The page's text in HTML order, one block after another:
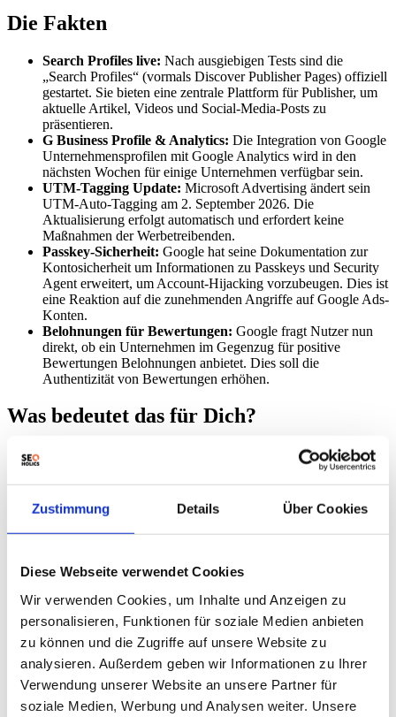
Zustimmung Details Über Cookies
Diese Webseite verwendet Cookies
Wir verwenden Cookies, um Inhalte und Anzeigen zu
personalisieren, Funktionen für soziale Medien anbieten
zu können und die Zugriffe auf unsere Website zu
analysieren. Außerdem geben wir Informationen zu Ihrer
Verwendung unserer Website an unsere Partner für
soziale Medien, Werbung und Analysen weiter. Unsere
Die Fakten
Search Profiles live: Nach ausgiebigen Tests sind die
„Search Profiles“ (vormals Discover Publisher Pages) offiziell
gestartet. Sie bieten eine zentrale Plattform für Publisher, um
aktuelle Artikel, Videos und Social-Media-Posts zu
präsentieren.
G Business Profile & Analytics: Die Integration von Google
Unternehmensprofilen mit Google Analytics wird in den
nächsten Wochen für einige Unternehmen verfügbar sein.
UTM-Tagging Update: Microsoft Advertising ändert sein
UTM-Auto-Tagging am 2. September 2026. Die
Aktualisierung erfolgt automatisch und erfordert keine
Maßnahmen der Werbetreibenden.
Passkey-Sicherheit: Google hat seine Dokumentation zur
Kontosicherheit um Informationen zu Passkeys und Security
Agent erweitert, um Account-Hijacking vorzubeugen. Dies ist
eine Reaktion auf die zunehmenden Angriffe auf Google Ads-
Konten.
Belohnungen für Bewertungen: Google fragt Nutzer nun
direkt, ob ein Unternehmen im Gegenzug für positive
Bewertungen Belohnungen anbietet. Dies soll die
Authentizität von Bewertungen erhöhen.
Was bedeutet das für Dich?
Überprüfen Sie, ob ein Search
Profile für Ihre Website erstellt wurde und stellen Sie sicher,
dass die dort angezeigten Informationen korrekt und aktuell
sind.
Analytics-Verknüpfung vorbereiten:
Bereiten Sie sich
darauf vor, Ihr Google Unternehmensprofil mit Google
Dies ermöglicht detailliertere Einblicke in die Leistung Ihres
lokalen Listings.
UTM-Tagging beobachten:Auch wenn keine Aktion
erforderlich ist, beobachten Sie die Änderungen im UTM-
Tagging von Microsoft Advertising, um sicherzustellen, dass
Ihre Analyse weiterhin korrekt ist.
Passkeys aktivieren: Aktivieren Sie Passkeys für Ihr Google-
Konto, um die Sicherheit Ihres Accounts zu erhöhen,
insbesondere wenn Sie Google Ads nutzen.
Bewertungsrichtlinien überprüfen:Stellen Sie sicher, dass